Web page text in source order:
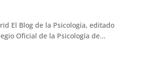
El Blog de la Psicología, editado
Oficial de la Psicología de...